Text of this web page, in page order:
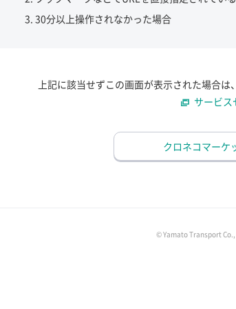
30分以上操作されなかった場合
上記に該当せずこの画面が表示された場合
サービス
クロネコマーケ
© Yamato Transport